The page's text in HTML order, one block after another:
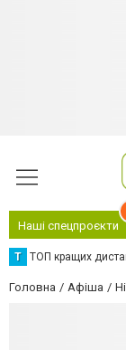
Наші спецпроєкти
Т ТОП кращих
Головна Афіша